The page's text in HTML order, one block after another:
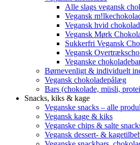
Alle slags vegansk
Vegansk
Vegansk hvid
Vegansk Mørk
Sukkerfri Vegansk
Vegansk
Veganske
Børnevenligt & individuelt
Vegansk chokoladepålæg
Bars (chokolade, müsli,
Snacks, kiks & kage
Veganske snacks – alle
Vegansk kage & kiks
Veganske chips & salte
Vegansk dessert- &